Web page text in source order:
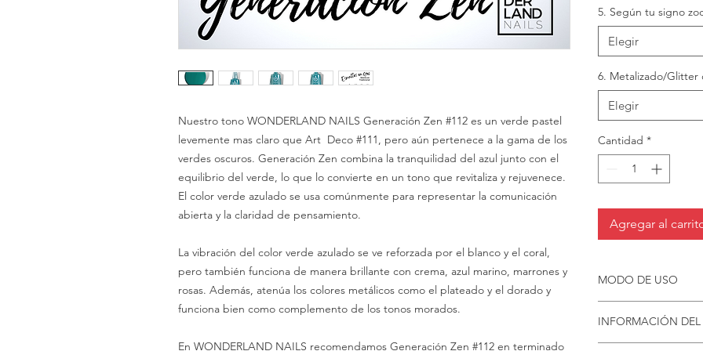
Nuestro tono WONDERLAND NAILS Generación Zen #112 es un verde pastel
levemente mas claro que Art Deco #111, pero aún pertenece a la gama de los
verdes oscuros. Generación Zen combina la tranquilidad del azul junto con el
equilibrio del verde, lo que lo convierte en un tono que revitaliza y rejuvenece.
El color verde azulado se usa comúnmente para representar la comunicación
abierta y la claridad de pensamiento.
La vibración del color verde azulado se ve reforzada por el blanco y el coral,
pero también funciona de manera brillante con crema, azul marino, marrones y
rosas. Además, atenúa los colores metálicos como el plateado y el dorado y
funciona bien como complemento de los tonos morados.
En WONDERLAND NAILS recomendamos Generación Zen #112 en terminado
5. Según tu signo
Elegir
6. Metalizado/Glitter
Elegir
Cantidad *
Agregar al
MODO DE USO
buena adherencia
Comienza
INFORMACIÓN DEL